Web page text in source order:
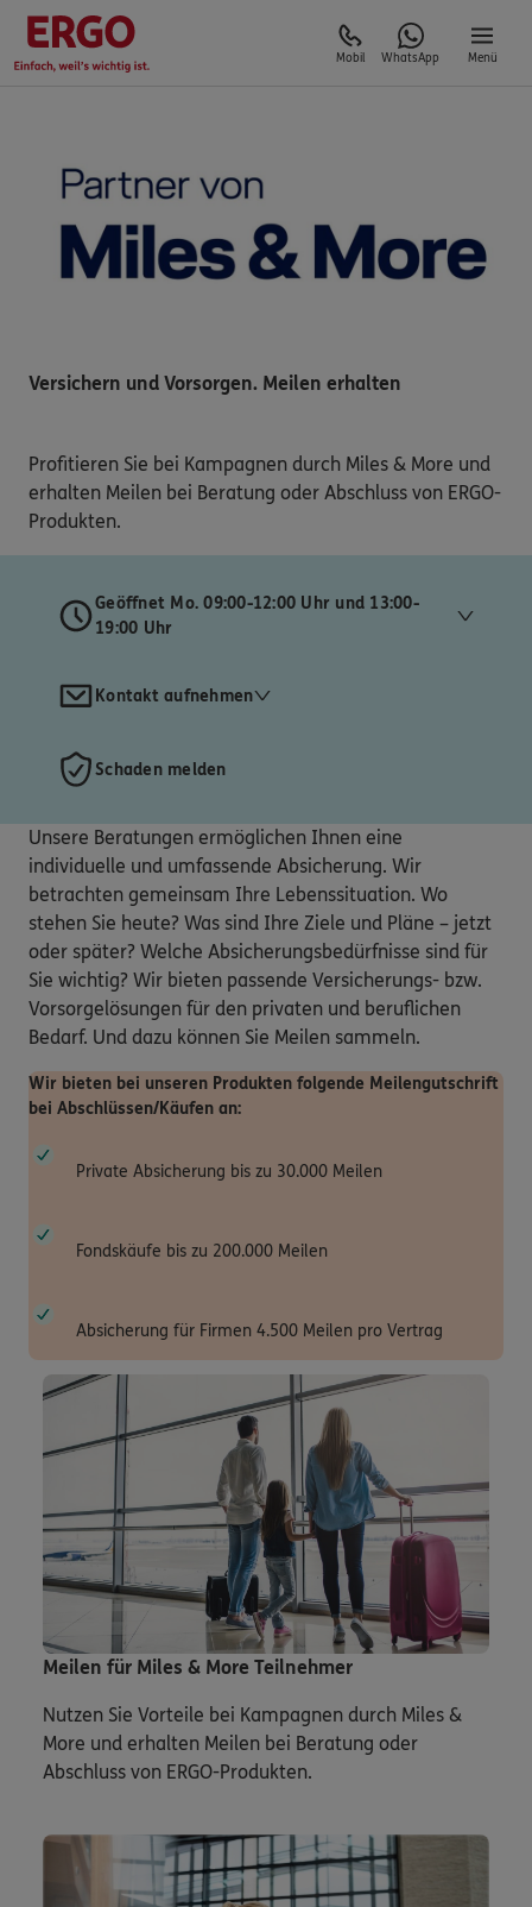
Mobil WhatsApp Menü
Versichern und Vorsorgen. Meilen erhalten
Profitieren Sie bei Kampagnen durch Miles & More und
erhalten Meilen bei Beratung oder Abschluss von ERGO-
Produkten.
Geöffnet Mo. 09:00-12:00 Uhr und 13:00-
19:00 Uhr
Kontakt aufnehmen
Schaden melden
Unsere Beratungen ermöglichen Ihnen eine
individuelle und umfassende Absicherung. Wir
betrachten gemeinsam Ihre Lebenssituation. Wo
stehen Sie heute? Was sind Ihre Ziele und Pläne – jetzt
oder später? Welche Absicherungsbedürfnisse sind für
Sie wichtig? Wir bieten passende Versicherungs- bzw.
Vorsorgelösungen für den privaten und beruflichen
Bedarf. Und dazu können Sie Meilen sammeln.
Wir bieten bei unseren Produkten folgende Meilengutschrift
bei Abschlüssen/Käufen an:
Private Absicherung bis zu 30.000 Meilen
Fondskäufe bis zu 200.000 Meilen
Absicherung für Firmen 4.500 Meilen pro Vertrag
Meilen für Miles & More Teilnehmer
Nutzen Sie Vorteile bei Kampagnen durch Miles &
More und erhalten Meilen bei Beratung oder
Abschluss von ERGO-Produkten.